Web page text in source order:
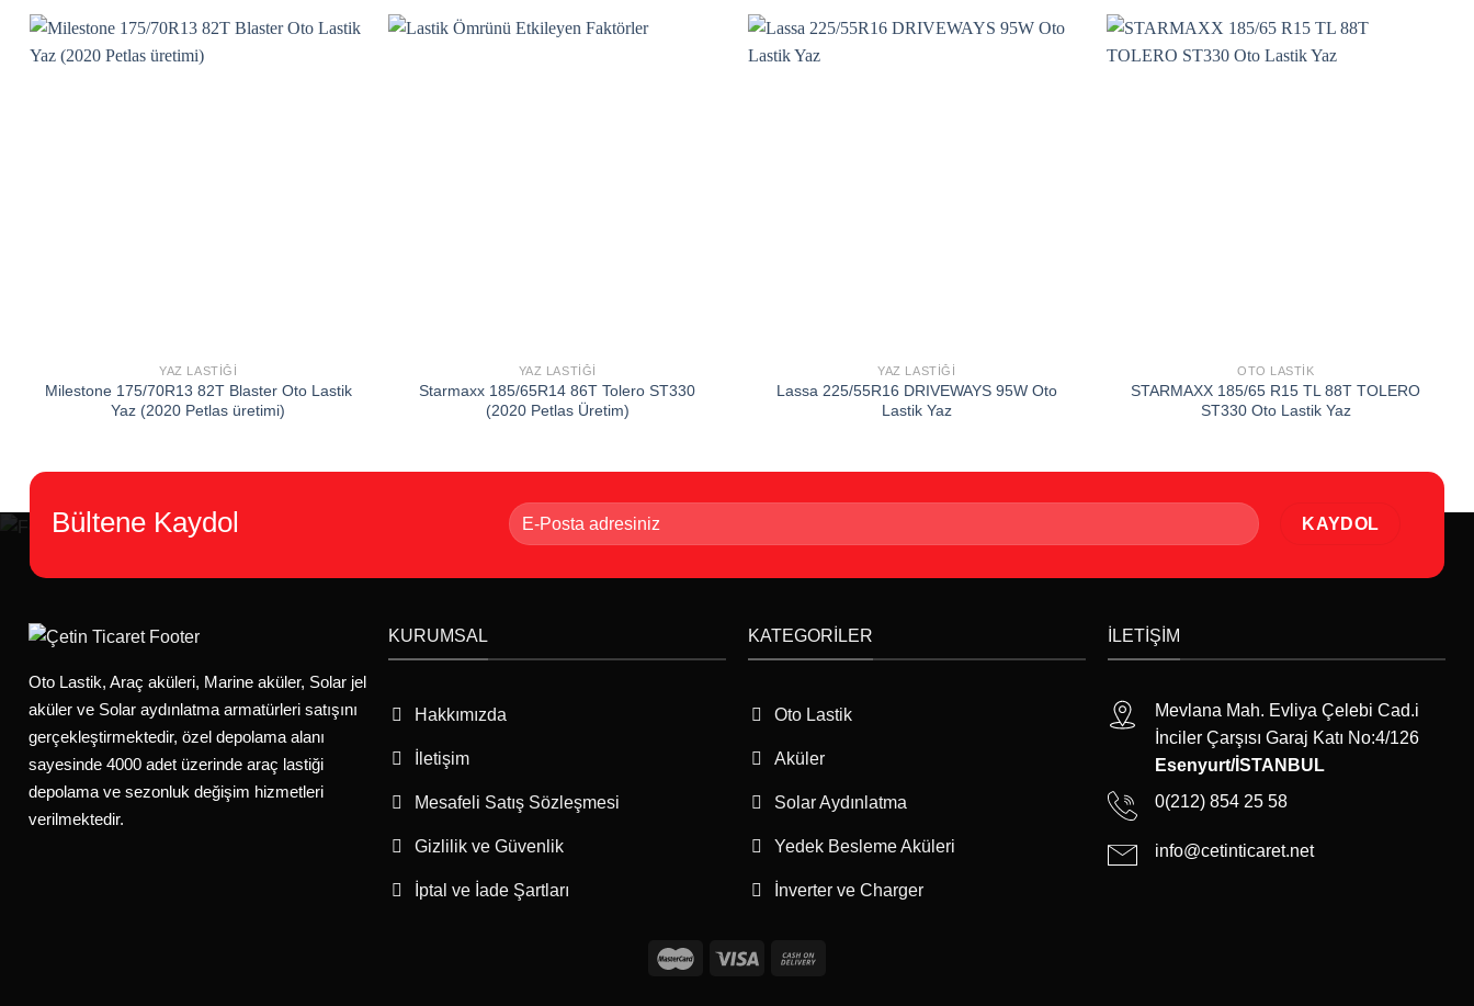
YAZ LASTIĞI
Milestone 175/70R13 82T Blaster Oto Lastik
Yaz (2020 Petlas üretimi)
YAZ LASTIĞI
Starmaxx 185/65R14 86T Tolero ST330
(2020 Petlas Üretim)
YAZ LASTIĞI
Lassa 225/55R16 DRIVEWAYS 95W Oto
Lastik Yaz
OTO LASTIK
STARMAXX 185/65 R15 TL 88T TOLERO
ST330 Oto Lastik Yaz
Bültene Kaydol
Oto Lastik, Araç aküleri, Marine aküler, Solar jel
aküler ve Solar aydınlatma armatürleri satışını
gerçekleştirmektedir, özel depolama alanı
sayesinde 4000 adet üzerinde araç lastiği
depolama ve sezonluk değişim hizmetleri
verilmektedir.
KURUMSAL
Hakkımızda
İletişim
Mesafeli Satış Sözleşmesi
Gizlilik ve Güvenlik
İptal ve İade Şartları
KATEGORILER
Oto Lastik
Aküler
Solar Aydınlatma
Yedek Besleme Aküleri
İnverter ve Charger
İLETIŞIM
Mevlana Mah. Evliya Çelebi Cad.i
İnciler Çarşısı Garaj Katı No:4/126
Esenyurt/İSTANBUL
0(212) 854 25 58
info@cetinticaret.net